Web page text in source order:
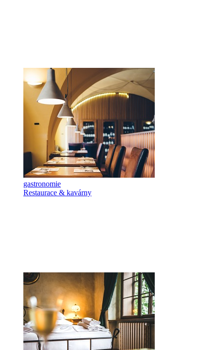
gastronomie
Restaurace & kavárny